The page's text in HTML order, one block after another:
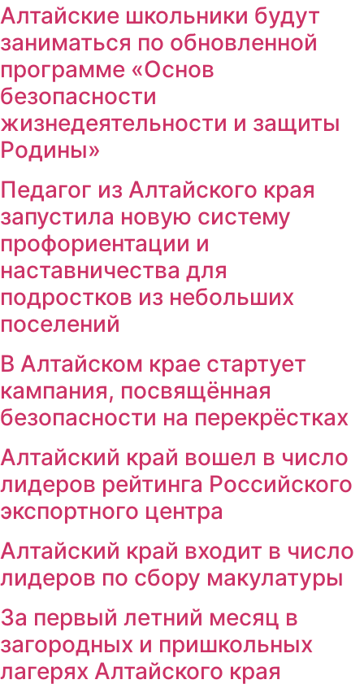
Алтайские школьники будут
заниматься по обновленной
программе «Основ
безопасности
жизнедеятельности и защиты
Родины»
Педагог из Алтайского края
запустила новую систему
профориентации и
наставничества для
подростков из небольших
поселений
В Алтайском крае стартует
кампания, посвящённая
безопасности на перекрёстках
Алтайский край вошел в число
лидеров рейтинга Российского
экспортного центра
Алтайский край входит в число
лидеров по сбору макулатуры
За первый летний месяц в
загородных и пришкольных
лагерях Алтайского края